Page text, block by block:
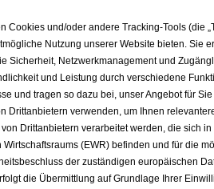
Emission kombiniert: 0 g/km.
verstehen. Leasingrate
KWh Batterie Electric Business
km pro Jahr.
oder Complete Care Plus) Gültig
Cookies und/oder andere Tracking-Tools (die
Nutzung unserer Website bieten. Sie
Sicherheit, Netzwerkmanagement und
und Leistung durch verschiedene
und tragen so dazu bei, unser Angebot für
Drittanbietern verwenden, um Ihnen
Drittanbietern verarbeitet werden, die sich
Wirtschaftsraums (EWR) befinden und für die
der zuständigen europäischen
die Übermittlung auf Grundlage Ihrer